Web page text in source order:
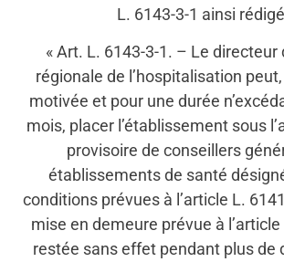
L. 6143-3-1 ainsi
« Art. L. 6143-3-1. – Le directeur
régionale de l’hospitalisation
motivée et pour une durée
mois, placer l’établissement sous
provisoire de conseillers
établissements de santé
conditions prévues à l’article L.
mise en demeure prévue à
restée sans effet pendant plus de